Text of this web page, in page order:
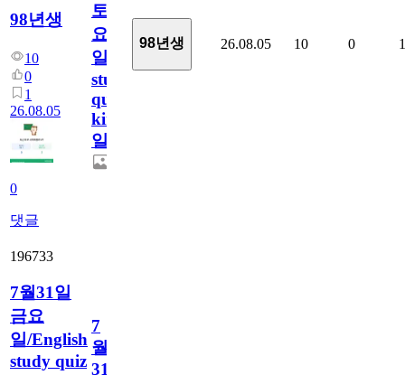
98년생
10
0
1
26.08.05
0
댓글
토
요
일/English
study
quiz
king774
일
98년생 26.08.05 10 0 1
196733
7월31일
금요
일/English
study quiz
7
월
31